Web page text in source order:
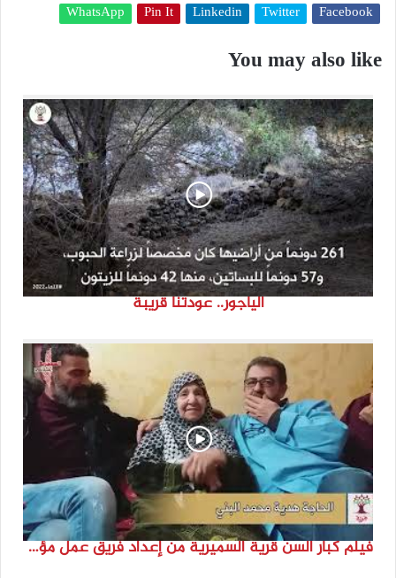
Facebook
Twitter
Linkedin
Pin It
WhatsApp
You may also like
الياجور.. عودتنا قريبة
فيلم كبار السن قرية السميرية من إعداد فريق عمل مؤسسة هوية